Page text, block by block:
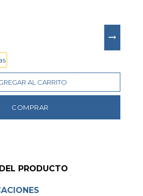
cuarzo japonés
funcionalidad perfecta para
AL CARRITO
COMPRAR
PRODUCTO